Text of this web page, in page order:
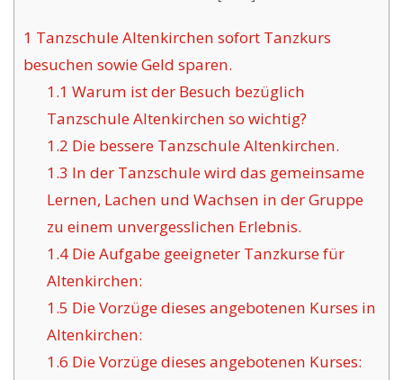
1 Tanzschule Altenkirchen sofort Tanzkurs
besuchen sowie Geld sparen.
1.1 Warum ist der Besuch bezüglich
Tanzschule Altenkirchen so wichtig?
1.2 Die bessere Tanzschule Altenkirchen.
1.3 In der Tanzschule wird das gemeinsame
Lernen, Lachen und Wachsen in der Gruppe
zu einem unvergesslichen Erlebnis.
1.4Die Aufgabe geeigneter Tanzkurse für
Altenkirchen:
1.5 Die Vorzüge dieses angebotenen Kurses in
Altenkirchen:
1.6 Die Vorzüge dieses angebotenen Kurses: